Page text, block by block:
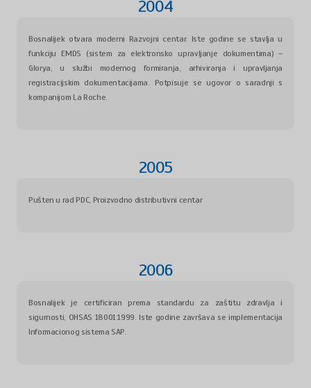
2004
Bosnalijek otvara moderni Razvojni centar. Iste godine se stavlja u
funkciju EMDS (sistem za elektronsko upravljanje dokumentima) –
Glorya, u službi modernog formiranja, arhiviranja i upravljanja
registracijskim dokumentacijama. Potpisuje se ugovor o saradnji s
kompanijom La Roche.
2005
Pušten u rad PDC, Proizvodno distributivni centar
2006
Bosnalijek je certificiran prema standardu za zaštitu zdravlja i
sigurnosti, OHSAS 18001:1999. Iste godine završava se implementacija
Informacionog sistema SAP.